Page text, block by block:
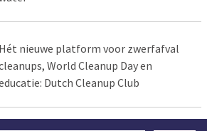
Hét nieuwe platform voor zwerfafval
World Cleanup Day en
Dutch Cleanup Club